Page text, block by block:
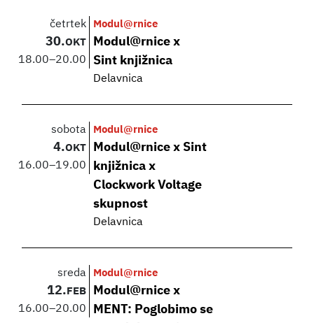
četrtek
30.OKT
18.00–20.00
Modul@rnice
Modul@rnice x
Sint knjižnica
Delavnica
sobota
4.OKT
16.00–19.00
Modul@rnice
Modul@rnice x Sint
knjižnica x
Clockwork Voltage
skupnost
Delavnica
sreda
12. FEB
16.00–20.00
Modul@rnice
Modul@rnice x
MENT: Poglobimo se